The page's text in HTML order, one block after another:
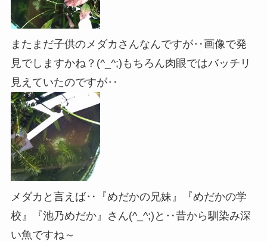
またまだ子供のメダカさんなんですが‥画像で発
見でしますかね？(^_^;)もちろん肉眼ではバッチリ
見えていたのですが‥
メダカと言えば‥『めだかの兄妹』『めだかの学
校』『池乃めだか』さん(^_^;)と‥昔から馴染み深
い魚ですね～